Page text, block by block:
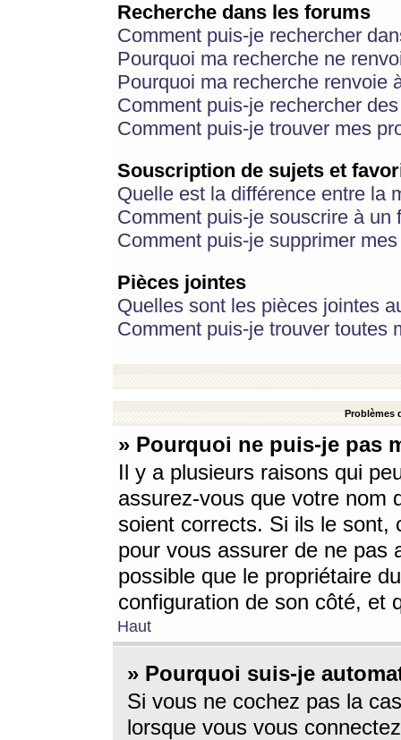
Recherche dans les forums
Comment puis-je rechercher
Pourquoi ma recherche ne
Pourquoi ma recherche renvoie
Comment puis-je rechercher
Comment puis-je trouver mes
Souscription de sujets et
Quelle est la différence entre la
Comment puis-je souscrire à
Comment puis-je supprimer
Pièces jointes
Quelles sont les pièces jointes
Comment puis-je trouver toutes
Problèmes
» Pourquoi ne puis-je pas
Il y a plusieurs raisons qui
assurez-vous que votre nom
soient corrects. Si ils le sont,
pour vous assurer de ne pas
possible que le propriétaire
configuration de son côté, et
Haut
» Pourquoi suis-je
Si vous ne cochez pas la
lorsque vous vous